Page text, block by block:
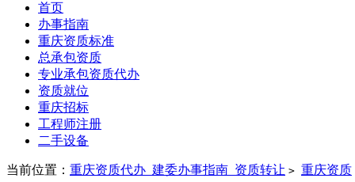
首页
办事指南
重庆资质标准
总承包资质
专业承包资质代办
资质就位
重庆招标
工程师注册
二手设备
当前位置： 重庆资质代办_建委办事指南_资质转让 > 重庆资质